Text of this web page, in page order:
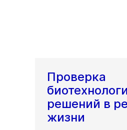
Проверка
решений в
жизни